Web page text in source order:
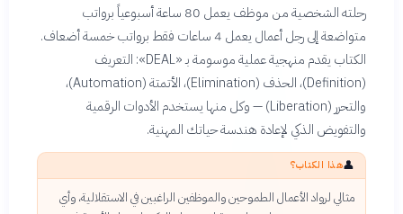
رحلته الشخصية من موظف يعمل 80 ساعة أسبوعياً برواتب
متواضعة إلى رجل أعمال يعمل 4 ساعات فقط برواتب خمسة أضعاف.
الكتاب يقدم منهجية عملية موسومة بـ «DEAL»: التعريف
(Definition)، الحذف (Elimination)، الأتمتة (Automation)،
والتحرر (Liberation) — وكل منها يستخدم الأدوات الرقمية
والتفويض الذكي لإعادة هندسة حياتك المهنية.
👤هذا الكتاب؟
مثالي لرواد الأعمال الطموحين والموظفين الراغبين في الاستقلالية، وأي